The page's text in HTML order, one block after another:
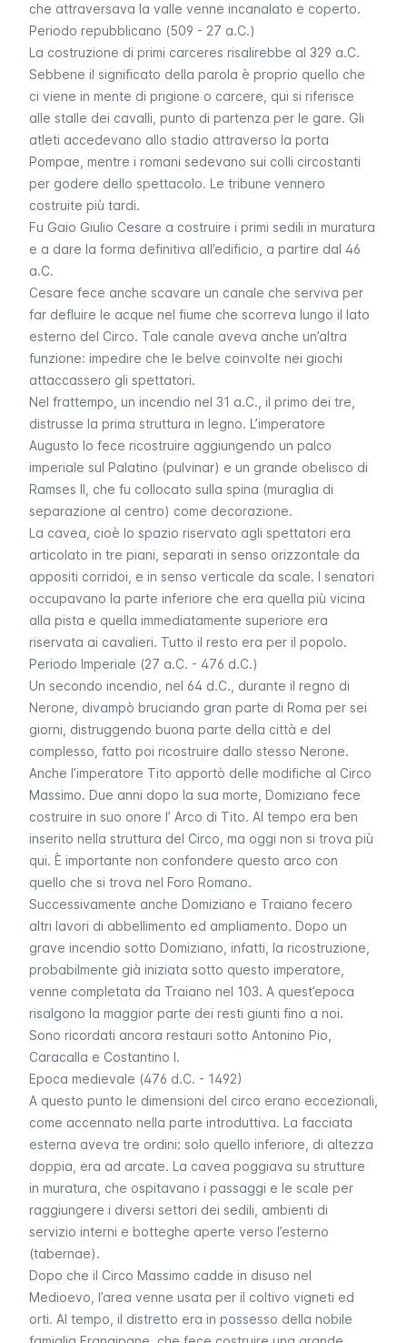
che attraversava la valle venne incanalato e coperto.
Periodo repubblicano (509 - 27 a.C.)
La costruzione di primi carceres risalirebbe al 329 a.C.
Sebbene il significato della parola è proprio quello che
ci viene in mente di prigione o carcere, qui si riferisce
alle stalle dei cavalli, punto di partenza per le gare. Gli
atleti accedevano allo stadio attraverso la porta
Pompae , mentre i romani sedevano sui colli circostanti
per godere dello spettacolo. Le tribune vennero
costruite più tardi.
Fu Gaio Giulio Cesare a costruire i primi sedili in muratura
e a dare la forma definitiva all’edificio, a partire dal 46
a.C.
Cesare fece anche scavare un canale che serviva per
far defluire le acque nel fiume che scorreva lungo il lato
esterno del Circo. Tale canale aveva anche un’altra
funzione: impedire che le belve coinvolte nei giochi
attaccassero gli spettatori.
Nel frattempo, un incendio nel 31 a.C., il primo dei tre,
distrusse la prima struttura in legno. L’imperatore
Augusto lo fece ricostruire aggiungendo un palco
imperiale sul Palatino (pulvinar) e un grande obelisco di
Ramses II, che fu collocato sulla spina (muraglia di
separazione al centro) come decorazione.
La cavea , cioè lo spazio riservato agli spettatori era
articolato in tre piani, separati in senso orizzontale da
appositi corridoi, e in senso verticale da scale. I senatori
occupavano la parte inferiore che era quella più vicina
alla pista e quella immediatamente superiore era
riservata ai cavalieri. Tutto il resto era per il popolo.
Periodo Imperiale (27 a.C. - 476 d.C.)
Un secondo incendio, nel 64 d.C., durante il regno di
Nerone, divampò bruciando gran parte di Roma per sei
giorni, distruggendo buona parte della città e del
complesso, fatto poi ricostruire dallo stesso Nerone.
Anche l’imperatore Tito apportò delle modifiche al Circo
Massimo. Due anni dopo la sua morte, Domiziano fece
costruire in suo onore l’ Arco di Tito. Al tempo era ben
inserito nella struttura del Circo, ma oggi non si trova più
qui. È importante non confondere questo arco con
quello che si trova nel Foro Romano.
Successivamente anche Domiziano e Traiano fecero
altri lavori di abbellimento ed ampliamento. Dopo un
grave incendio sotto Domiziano, infatti, la ricostruzione,
probabilmente già iniziata sotto questo imperatore,
venne completata da Traiano nel 103. A quest’epoca
risalgono la maggior parte dei resti giunti fino a noi.
Sono ricordati ancora restauri sotto Antonino Pio,
Caracalla e Costantino I.
Epoca medievale (476 d.C. - 1492)
A questo punto le dimensioni del circo erano eccezionali,
come accennato nella parte introduttiva. La facciata
esterna aveva tre ordini: solo quello inferiore, di altezza
doppia, era ad arcate. La cavea poggiava su strutture
in muratura, che ospitavano i passaggi e le scale per
raggiungere i diversi settori dei sedili, ambienti di
servizio interni e botteghe aperte verso l’esterno
(tabernae).
Dopo che il Circo Massimo cadde in disuso nel
Medioevo, l’area venne usata per il coltivo vigneti ed
orti. Al tempo, il distretto era in possesso della nobile